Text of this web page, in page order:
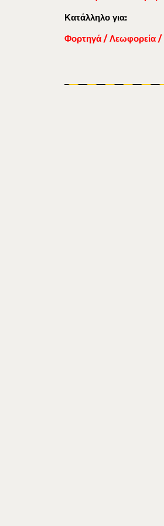
Κατάλληλο για:
Φορτηγά / Λεωφορεία /